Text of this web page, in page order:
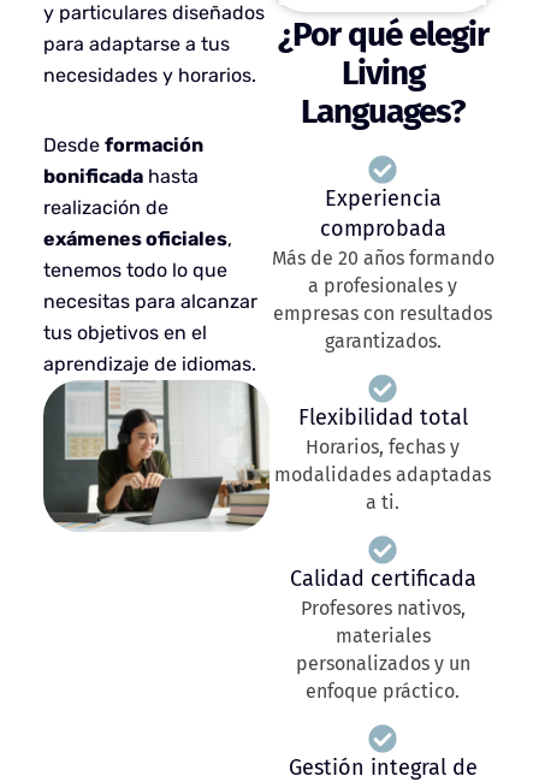
y particulares diseñados
para adaptarse a tus
necesidades y horarios.
Desde formación
bonificada hasta
realización de
exámenes oficiales,
tenemos todo lo que
necesitas para alcanzar
tus objetivos en el
aprendizaje de idiomas.
¿Por qué elegir
Living
Languages?
Experiencia
comprobada
Más de 20 años formando
a profesionales y
empresas con resultados
garantizados.
Flexibilidad total
Horarios, fechas y
modalidades adaptadas
a ti.
Calidad certificada
Profesores nativos,
materiales
personalizados y un
enfoque práctico.
Gestión integral de